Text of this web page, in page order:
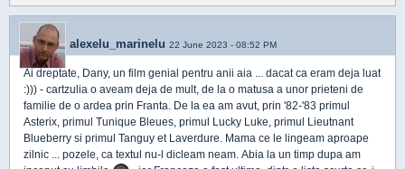
alexelu_marinelu 22 June 2023 - 08:52 PM
Ai dreptate, Dany, un film genial pentru anii aia ... dacat ca eram deja luat
:))) - cartzulia o aveam deja de mult, de la o matusa a unor prieteni de
familie de o ardea prin Franta. De la ea am avut, prin '82-'83 primul
Asterix, primul Tunique Bleues, primul Lucky Luke, primul Lieutnant
Blueberry si primul Tanguy et Laverdure. Mama ce le lingeam aproape
zilnic ... pozele, ca textul nu-l dicleam neam. Abia la un timp dupa am